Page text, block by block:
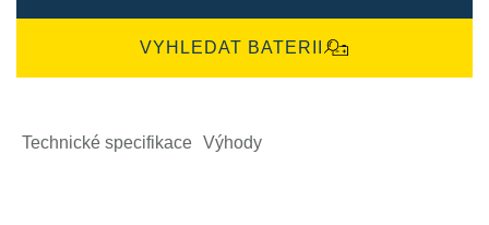
VYHLEDAT BATERII
Technické specifikace Výhody